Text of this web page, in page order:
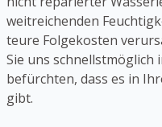
weitreichenden
teure Folgekosten
Sie uns schnellstmöglich
befürchten, dass es in
gibt.